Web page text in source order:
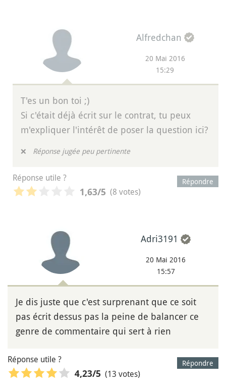
Alfredchan
20 Mai 2016
15:29
T'es un bon toi ;)
Si c'était déjà écrit sur le contrat, tu peux
m'expliquer l'intérêt de poser la question ici?
❌ Réponse jugée peu pertinente
Répondre
Réponse utile ?
1,63/5 (8 votes)
Adri3191
20 Mai 2016
15:57
Je dis juste que c'est surprenant que ce soit
pas écrit dessus pas la peine de balancer ce
genre de commentaire qui sert à rien
Répondre
Réponse utile ?
4,23/5 (13 votes)